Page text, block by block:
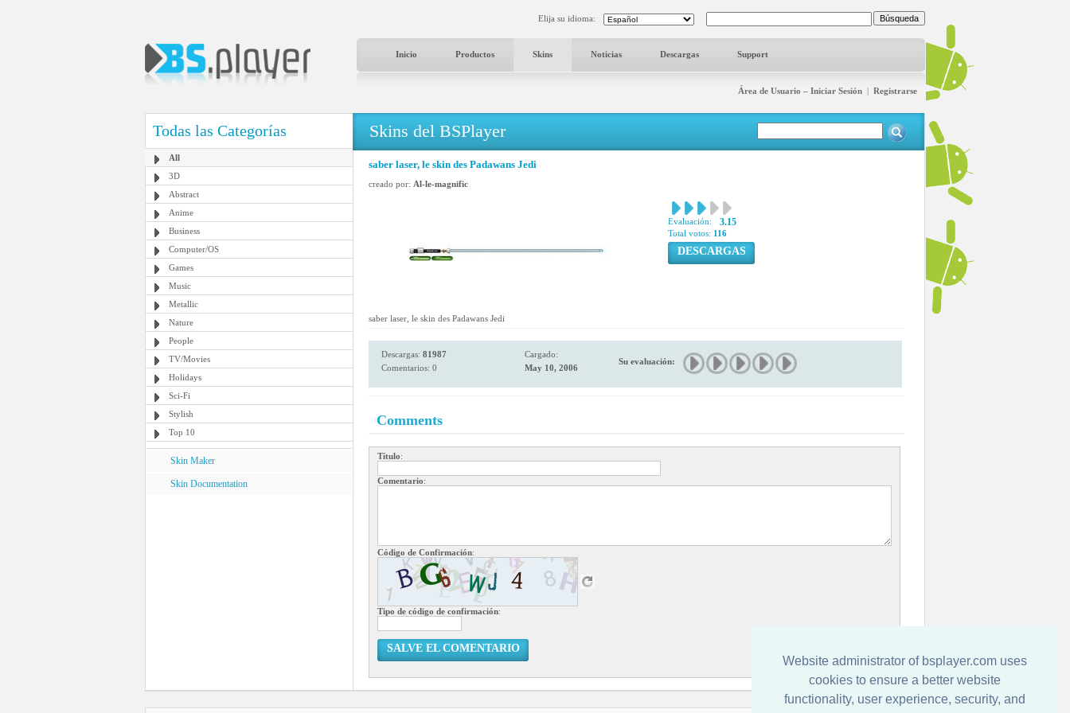
Website administrator of bsplayer.com uses
cookies to ensure a better website
functionality, user experience, security, and
Elija su idioma:
Inicio Productos Skins Noticias Descargas Support
Área de Usuario – Iniciar Sesión | Registrarse
Todas las Categorías
All
3D
Abstract
Anime
Business
Computer/OS
Games
Music
Metallic
Nature
People
TV/Movies
Holidays
Sci-Fi
Stylish
Top 10
Skin Maker
Skin Documentation
Skins del BSPlayer
saber laser, le skin des Padawans Jedi
creado por: Al-le-magnific
Evaluación: 3.15
Total votos: 116
DESCARGAS
saber laser, le skin des Padawans Jedi
Descargas: 81987
Comentarios: 0
Cargado:
May 10, 2006
Su evaluación:
Comments
Título:
Comentario:
Código de Confirmación:
Tipo de código de confirmación:
SALVE EL COMENTARIO